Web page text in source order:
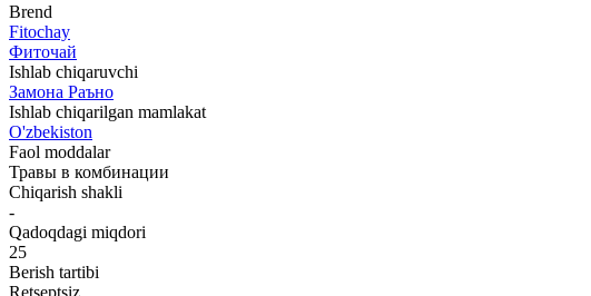
Brend
Fitochay
Фиточай
Ishlab chiqaruvchi
Замона Раъно
Ishlab chiqarilgan mamlakat
O'zbekiston
Faol moddalar
Травы в комбинации
Chiqarish shakli
-
Qadoqdagi miqdori
25
Berish tartibi
Retseptsiz